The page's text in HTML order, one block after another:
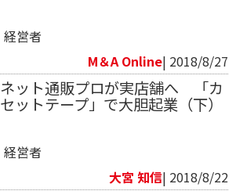
経営者
M＆A Online| 2018/8/27
ネット通販プロが実店舗へ 「カ
セットテープ」で大胆起業（下）
経営者
大宮 知信| 2018/8/22